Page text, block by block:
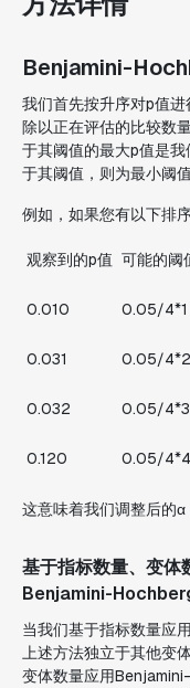
Benjamini-
我们首先按升序对p值
除以正在评估的比较数
于其阈值的最大p值是
于其阈值，则为最小阈值
例如，如果您有以下排
观察到的p值 可能的阈
0.010 0.05/4*1
0.031 0.05/
0.032 0.05/
0.120 0.05/
这意味着我们调整后的
基于指标数量、变体
Benjamini-
当我们基于指标数量应
上述方法独立于其他变
变体数量应用